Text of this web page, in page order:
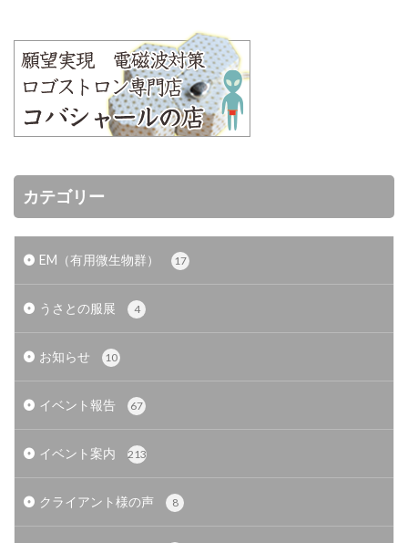
カテゴリー
EM（有用微生物群） 17
うさとの服展 4
お知らせ 10
イベント報告 67
イベント案内 213
クライアント様の声 8